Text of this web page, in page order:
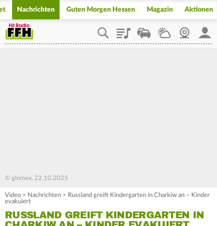
Nachrichten Guten Morgen Hessen Magazin Aktionen
PlaylistStaupilotWetterWebcam
© glomex, 22.10.2025
Video > Nachrichten > Russland greift Kindergarten in Charkiw an – Kinder
evakuiert
RUSSLAND GREIFT KINDERGARTEN IN